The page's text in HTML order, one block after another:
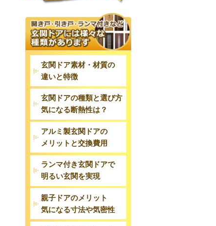
玄関ドア素材・材質の
違いと特徴
玄関ドアの種類と選び方
気になる断熱性は？
アルミ製玄関ドアの
メリットと交換費用
ランマ付き玄関ドアで
明るい玄関を実現
親子ドアのメリット
気になる寸法や気密性